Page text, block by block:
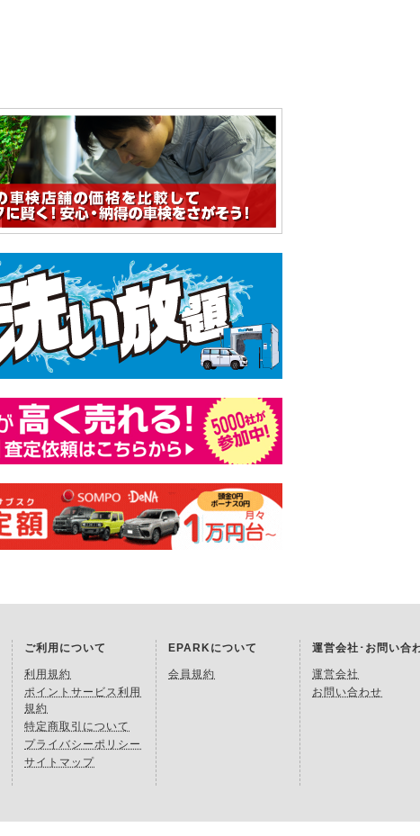
ご利用について
利用規約
ポイントサービス利用
規約
特定商取引について
プライバシーポリシー
サイトマップ
EPARKについて
会員規約
運営会社･お問い合
運営会社
お問い合わせ